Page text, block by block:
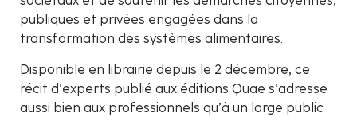
publiques et privées engagées dans la
transformation des systèmes alimentaires.
Disponible en librairie depuis le 2 décembre, ce
récit d’experts publié aux éditions Quae s’adresse
aussi bien aux professionnels qu’à un large public